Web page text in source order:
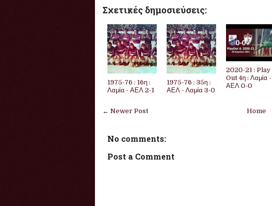
Σχετικές δημοσιεύσεις:
1975-76 : 16η :
Λαμία - ΑΕΛ 2-1
1975-76 : 35η :
ΑΕΛ - Λαμία 3-0
2020-21 : Play
Out 4η : Λαμία -
ΑΕΛ 0-0
← Newer Post Home
No comments:
Post a Comment